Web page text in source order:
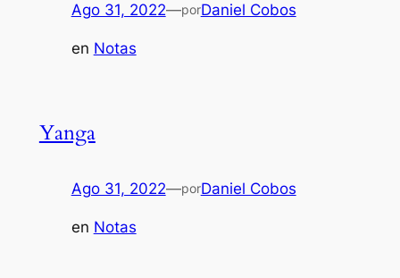
Ago 31, 2022—porDaniel Cobos
en Notas
Yanga
Ago 31, 2022—porDaniel Cobos
en Notas